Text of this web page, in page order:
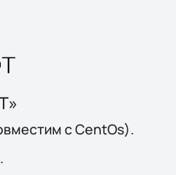
с CentOs).